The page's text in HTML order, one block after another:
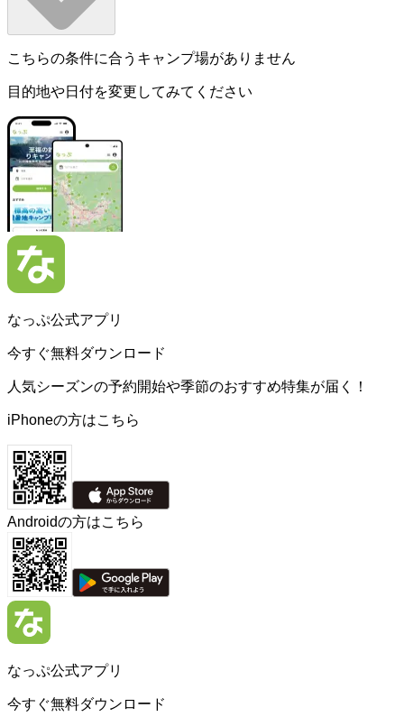
こちらの条件に合うキャンプ場がありません
目的地や日付を変更してみてください
なっぷ公式アプリ
今すぐ無料ダウンロード
人気シーズンの予約開始や季節のおすすめ特集が届く！
iPhoneの方はこちら
Androidの方はこちら
なっぷ公式アプリ
今すぐ無料ダウンロード